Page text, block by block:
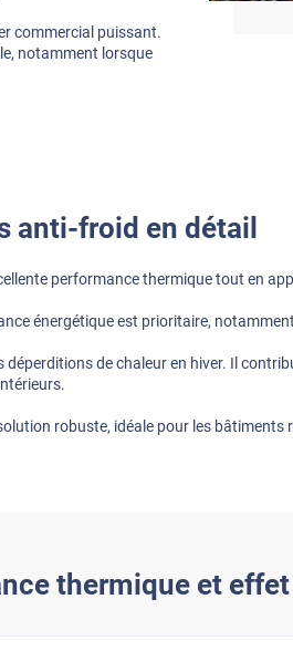
commercial puissant.
notamment lorsque
anti-froid en détail
performance thermique tout en
énergétique est prioritaire,
de chaleur en hiver. Il
robuste, idéale pour les
thermique et